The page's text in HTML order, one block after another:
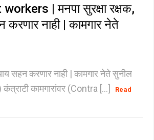
| मनपा सुरक्षा रक्षक,
करणार नाही | कामगार नेते
सहन करणार नाही | कामगार नेते सुनील
कामगारांवर (Contra [...]
Read